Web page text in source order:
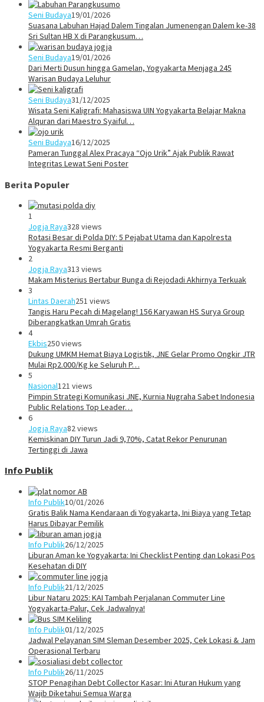
Seni Budaya19/01/2026
Suasana Labuhan Hajad Dalem Tingalan Jumenengan Dalem ke-38
Sri Sultan HB X di Parangkusum…
Seni Budaya19/01/2026
Dari Merti Dusun hingga Gamelan, Yogyakarta Menjaga 245
Warisan Budaya Leluhur
Seni Budaya31/12/2025
Wisata Seni Kaligrafi: Mahasiswa UIN Yogyakarta Belajar Makna
Alquran dari Maestro Syaiful…
Seni Budaya16/12/2025
Pameran Tunggal Alex Pracaya “Ojo Urik” Ajak Publik Rawat
Integritas Lewat Seni Poster
Berita Populer
1
Jogja Raya328 views
Rotasi Besar di Polda DIY: 5 Pejabat Utama dan Kapolresta
Yogyakarta Resmi Berganti
2
Jogja Raya313 views
Makam Misterius Bertabur Bunga di Rejodadi Akhirnya Terkuak
3
Lintas Daerah251 views
Tangis Haru Pecah di Magelang! 156 Karyawan HS Surya Group
Diberangkatkan Umrah Gratis
4
Ekbis250 views
Dukung UMKM Hemat Biaya Logistik, JNE Gelar Promo Ongkir JTR
Mulai Rp2.000/Kg ke Seluruh P…
5
Nasional121 views
Pimpin Strategi Komunikasi JNE, Kurnia Nugraha Sabet Indonesia
Public Relations Top Leader…
6
Jogja Raya82 views
Kemiskinan DIY Turun Jadi 9,70%, Catat Rekor Penurunan
Tertinggi di Jawa
Info Publik
Info Publik10/01/2026
Gratis Balik Nama Kendaraan di Yogyakarta, Ini Biaya yang Tetap
Harus Dibayar Pemilik
Info Publik26/12/2025
Liburan Aman ke Yogyakarta: Ini Checklist Penting dan Lokasi Pos
Kesehatan di DIY
Info Publik21/12/2025
Libur Nataru 2025: KAI Tambah Perjalanan Commuter Line
Yogyakarta-Palur, Cek Jadwalnya!
Info Publik01/12/2025
Jadwal Pelayanan SIM Sleman Desember 2025, Cek Lokasi & Jam
Operasional Terbaru
Info Publik26/11/2025
STOP Penagihan Debt Collector Kasar: Ini Aturan Hukum yang
Wajib Diketahui Semua Warga